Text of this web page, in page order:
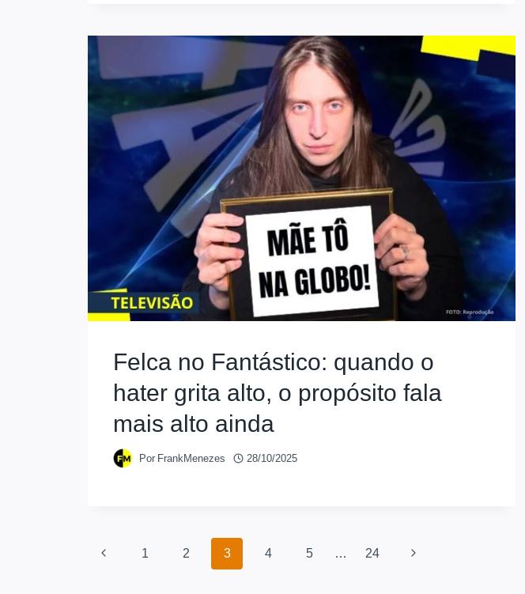
Felca no Fantástico: quando o
hater grita alto, o propósito fala
mais alto ainda
Por FrankMenezes 28/10/2025
1 2 3 4 5 … 24